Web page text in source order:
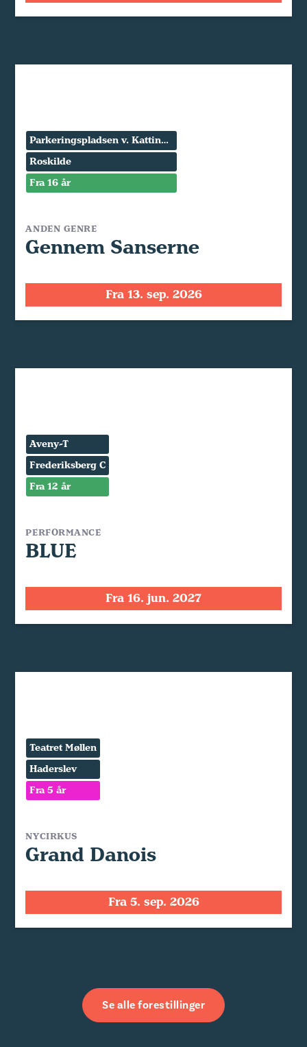
Parkeringspladsen v. Kattinge Værk
Roskilde
Fra 16 år
ANDEN GENRE
Gennem Sanserne
Fra 13. sep. 2026
Aveny-T
Frederiksberg C
Fra 12 år
PERFORMANCE
BLUE
Fra 16. jun. 2027
Teatret Møllen
Haderslev
Fra 5 år
NYCIRKUS
Grand Danois
Fra 5. sep. 2026
Se alle forestillinger